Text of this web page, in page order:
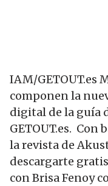
IAM/GETOUT.es
componen la
digital de la guía
GETOUT.es. Con
la revista de
descargarte
con Brisa Fenoy